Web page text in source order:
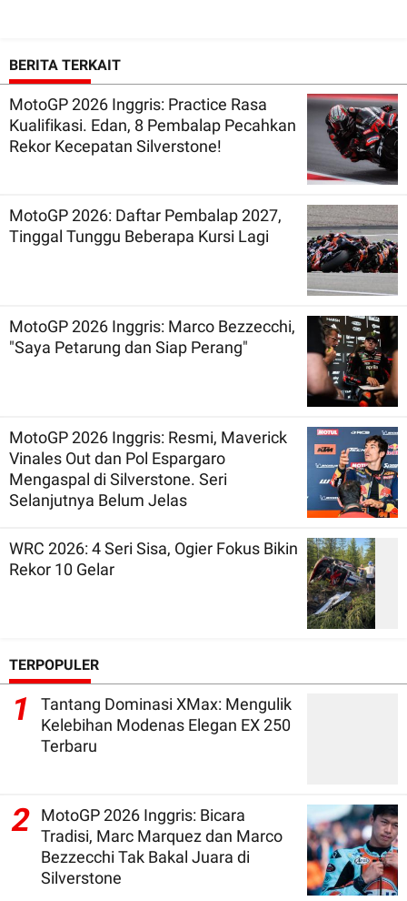
BERITA TERKAIT
MotoGP 2026 Inggris: Practice Rasa
Kualifikasi. Edan, 8 Pembalap Pecahkan
Rekor Kecepatan Silverstone!
MotoGP 2026: Daftar Pembalap 2027,
Tinggal Tunggu Beberapa Kursi Lagi
MotoGP 2026 Inggris: Marco Bezzecchi,
"Saya Petarung dan Siap Perang"
MotoGP 2026 Inggris: Resmi, Maverick
Vinales Out dan Pol Espargaro
Mengaspal di Silverstone. Seri
Selanjutnya Belum Jelas
WRC 2026: 4 Seri Sisa, Ogier Fokus Bikin
Rekor 10 Gelar
TERPOPULER
1
Tantang Dominasi XMax: Mengulik
Kelebihan Modenas Elegan EX 250
Terbaru
2
MotoGP 2026 Inggris: Bicara
Tradisi, Marc Marquez dan Marco
Bezzecchi Tak Bakal Juara di
Silverstone